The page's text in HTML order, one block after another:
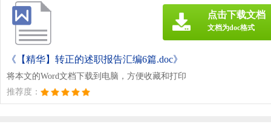
《【精华】转正的述职报告汇编6篇.doc》
将本文的Word文档下载到电脑，方便收藏和打印
推荐度：
点击下载文档
文档为doc格式